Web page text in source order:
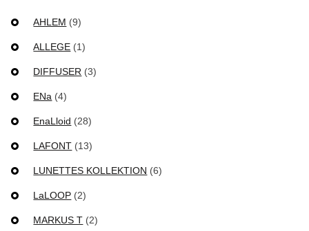
AHLEM (9)
ALLEGE (1)
DIFFUSER (3)
ENa (4)
EnaLloid (28)
LAFONT (13)
LUNETTES KOLLEKTION (6)
LaLOOP (2)
MARKUS T (2)